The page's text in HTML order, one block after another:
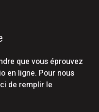
que vous éprouvez
en ligne. Pour nous
de remplir le